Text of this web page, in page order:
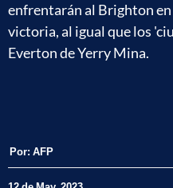
enfrentarán al Brighton
victoria, al igual que los
Everton de Yerry Mina.
Por: AFP